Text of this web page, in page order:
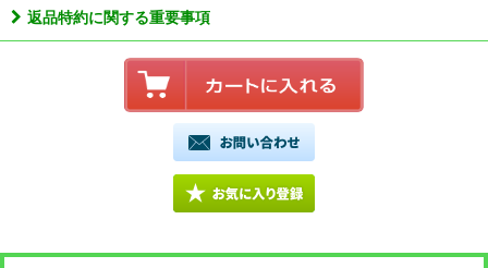
返品特約に関する重要事項